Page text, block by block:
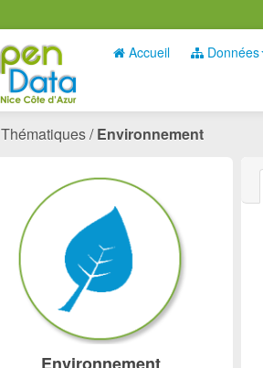
Accueil Données
Thématiques Environnement